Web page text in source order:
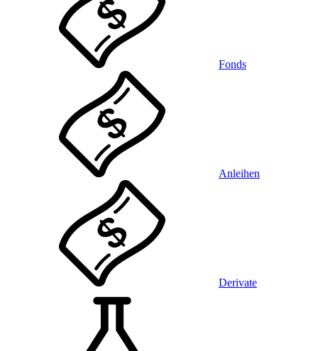
Fonds
Anleihen
Derivate